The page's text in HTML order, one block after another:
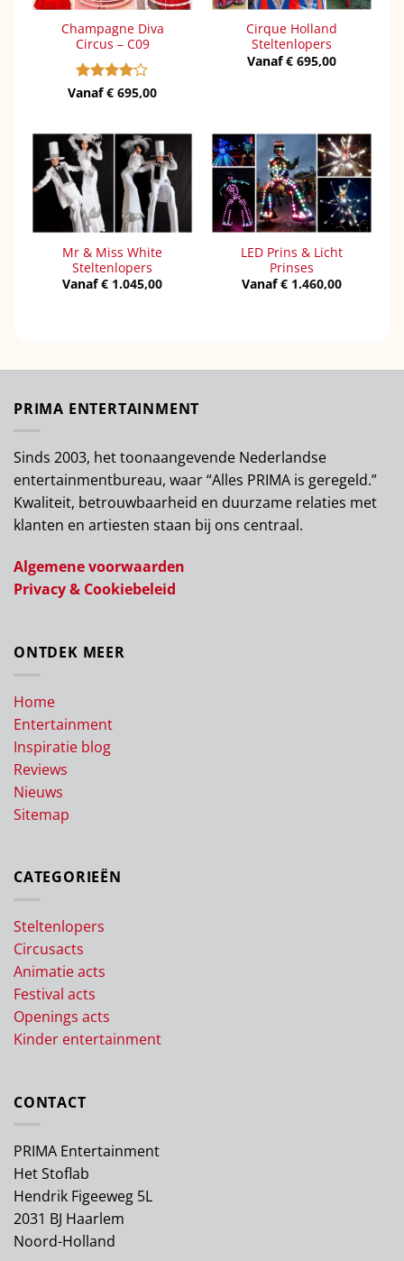
Champagne Diva
Circus – C09
Gewaardeerd
Vanaf€ 695,00
Cirque Holland
Steltenlopers
Vanaf€ 695,00
Mr & Miss White
Steltenlopers
Vanaf€ 1.045,00
LED Prins & Licht
Prinses
Vanaf€ 1.460,00
PRIMA ENTERTAINMENT
Sinds 2003, het toonaangevende Nederlandse
entertainmentbureau, waar “Alles PRIMA is geregeld.”
Kwaliteit, betrouwbaarheid en duurzame relaties met
klanten en artiesten staan bij ons centraal.
Algemene voorwaarden
Privacy & Cookiebeleid
ONTDEK MEER
Home
Entertainment
Inspiratie blog
Reviews
Nieuws
Sitemap
CATEGORIEËN
Steltenlopers
Circusacts
Animatie acts
Festival acts
Openings acts
Kinder entertainment
CONTACT
PRIMA Entertainment
Het Stoflab
Hendrik Figeeweg 5L
2031 BJ Haarlem
Noord-Holland